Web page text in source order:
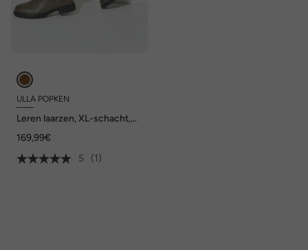
ULLA POPKEN
Leren laarzen, XL-schacht,
169,99€
5
(1)